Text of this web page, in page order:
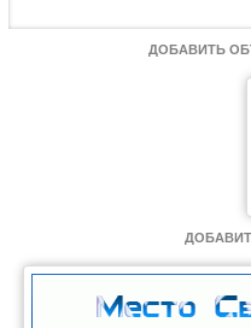
ДОБАВИТЬ